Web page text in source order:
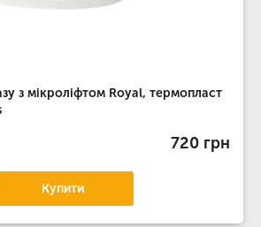
з мікроліфтом Royal, термопласт
720 грн
Купити